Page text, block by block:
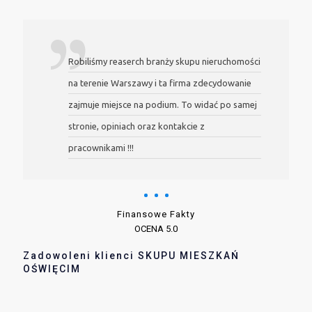
Robiliśmy reaserch branży skupu nieruchomości
na terenie Warszawy i ta firma zdecydowanie
zajmuje miejsce na podium. To widać po samej
stronie, opiniach oraz kontakcie z
pracownikami !!!
Finansowe Fakty
OCENA 5.0
Zadowoleni klienci SKUPU MIESZKAŃ
OŚWIĘCIM